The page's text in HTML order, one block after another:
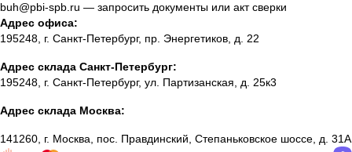
buh@pbi-spb.ru — запросить документы или акт сверки
Адрес офиса:
195248, г. Санкт-Петербург, пр. Энергетиков, д. 22
Адрес склада Санкт-Петербург:
195248, г. Санкт-Петербург, ул. Партизанская, д. 25к3
Адрес склада Москва:
141260, г. Москва, пос. Правдинский, Степаньковское шоссе, д. 31А